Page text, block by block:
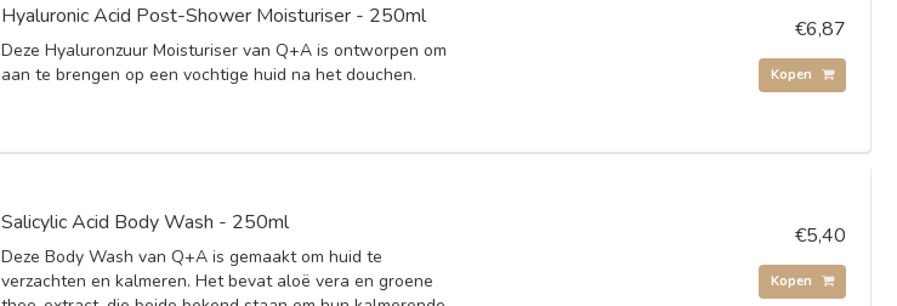
Hyaluronic Acid Post-Shower Moisturiser - 250ml
Deze Hyaluronzuur Moisturiser van Q+A is ontworpen om
aan te brengen op een vochtige huid na het douchen.
€6,87
Kopen
Salicylic Acid Body Wash - 250ml
Deze Body Wash van Q+A is gemaakt om huid te
verzachten en kalmeren. Het bevat aloë vera en groene
€5,40
Kopen